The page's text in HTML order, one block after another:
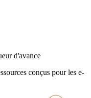
d'avance
conçus pour les e-